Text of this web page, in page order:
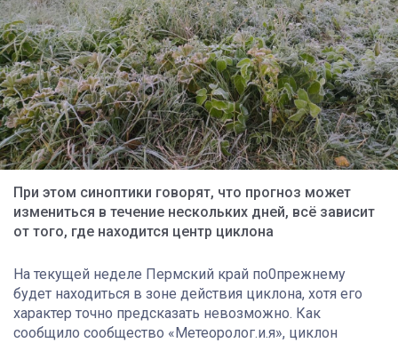
При этом синоптики говорят, что прогноз может
измениться в течение нескольких дней, всё зависит
от того, где находится центр циклона
На текущей неделе Пермский край по0прежнему
будет находиться в зоне действия циклона, хотя его
характер точно предсказать невозможно. Как
сообщило сообщество «Метеоролог.и.я», циклон